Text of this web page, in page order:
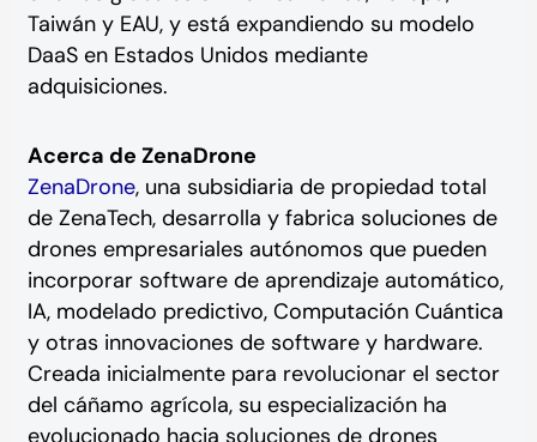
Taiwán y EAU, y está expandiendo su modelo
DaaS en Estados Unidos mediante
adquisiciones.
Acerca de ZenaDrone
ZenaDrone, una subsidiaria de propiedad total
de ZenaTech, desarrolla y fabrica soluciones de
drones empresariales autónomos que pueden
incorporar software de aprendizaje automático,
IA, modelado predictivo, Computación Cuántica
y otras innovaciones de software y hardware.
Creada inicialmente para revolucionar el sector
del cáñamo agrícola, su especialización ha
evolucionado hacia soluciones de drones